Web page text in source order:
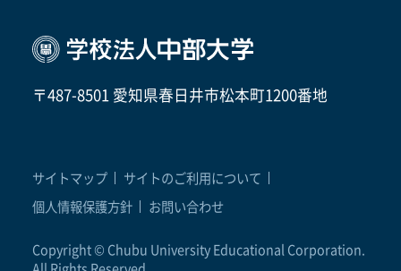
〒487-8501 愛知県春日井市松本町1200番地
サイトマップ
サイトのご利用について
個人情報保護方針
お問い合わせ
Copyright © Chubu University Educational Corporation.